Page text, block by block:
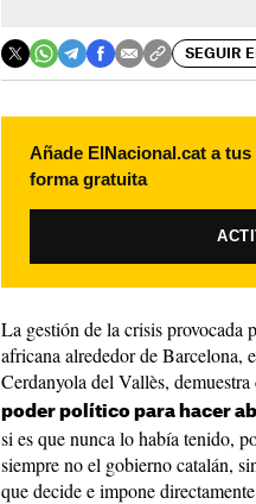
SEGUIR
Añade ElNacional.cat a
forma gratuita
La gestión de la crisis provocada
africana alrededor de Barcelona,
Cerdanyola del Vallès, demuestra
poder político para hacer
si es que nunca lo había tenido,
siempre no el gobierno catalán,
que decide e impone